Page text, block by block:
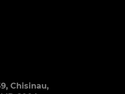
Chisinau,